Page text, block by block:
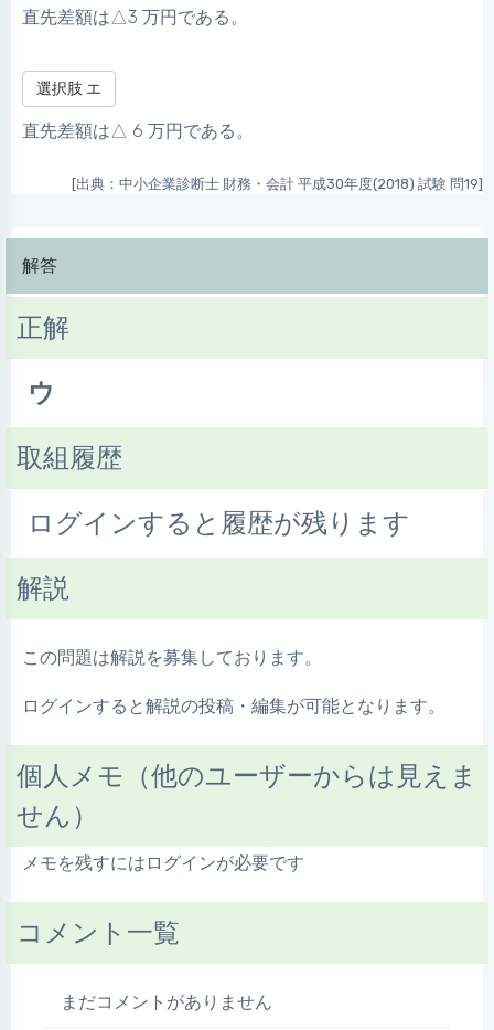
直先差額は△3 万円である。
選択肢 エ
直先差額は△ 6 万円である。
[出典：中小企業診断士 財務・会計 平成30年度(2018) 試験 問19]
解答
正解
ウ
取組履歴
ログインすると履歴が残ります
解説
この問題は解説を募集しております。
ログインすると解説の投稿・編集が可能となります。
個人メモ（他のユーザーからは見えま
せん）
メモを残すにはログインが必要です
コメント一覧
まだコメントがありません